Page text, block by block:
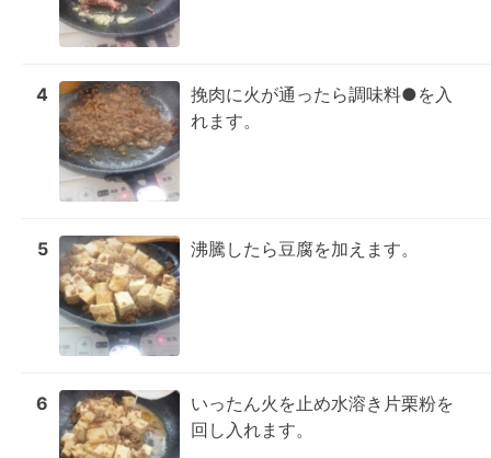
4
挽肉に火が通ったら調味料●を入
れます。
5 沸騰したら豆腐を加えます。
6
いったん火を止め水溶き片栗粉を
回し入れます。